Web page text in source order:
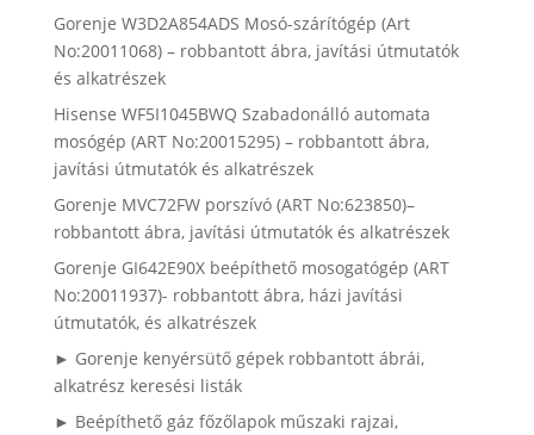
Gorenje W3D2A854ADS Mosó-szárítógép (Art
No:20011068) – robbantott ábra, javítási útmutatók
és alkatrészek
Hisense WF5I1045BWQ Szabadonálló automata
mosógép (ART No:20015295) – robbantott ábra,
javítási útmutatók és alkatrészek
Gorenje MVC72FW porszívó (ART No:623850)–
robbantott ábra, javítási útmutatók és alkatrészek
Gorenje GI642E90X beépíthető mosogatógép (ART
No:20011937)- robbantott ábra, házi javítási
útmutatók, és alkatrészek
► Gorenje kenyérsütő gépek robbantott ábrái,
alkatrész keresési listák
► Beépíthető gáz főzőlapok műszaki rajzai,